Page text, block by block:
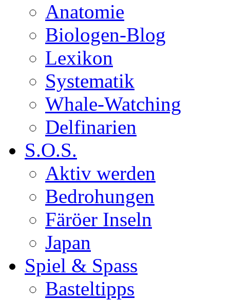
Anatomie
Biologen-Blog
Lexikon
Systematik
Whale-Watching
Delfinarien
S.O.S.
Aktiv werden
Bedrohungen
Färöer Inseln
Japan
Spiel & Spass
Basteltipps